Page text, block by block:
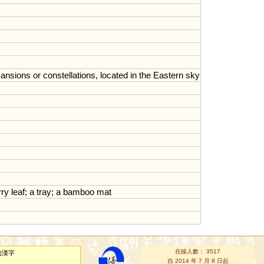
or constellations, located in the Eastern sky
leaf; a tray; a bamboo mat
漢字
在線人數： 3517
自 2014 年 7 月 8 日起